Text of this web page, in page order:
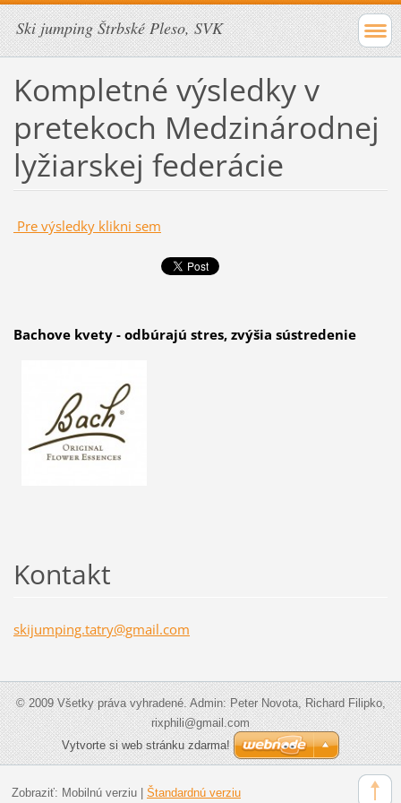
Ski jumping Štrbské Pleso, SVK
Kompletné výsledky v
pretekoch Medzinárodnej
lyžiarskej federácie
Pre výsledky klikni sem
Bachove kvety - odbúrajú stres, zvýšia sústredenie
Kontakt
skijumping.tatry@gmail.com
© 2009 Všetky práva vyhradené. Admin: Peter Novota, Richard Filipko,
rixphili@gmail.com
Vytvorte si web stránku zdarma!
Zobraziť: Mobilnú verziu| Štandardnú verziu